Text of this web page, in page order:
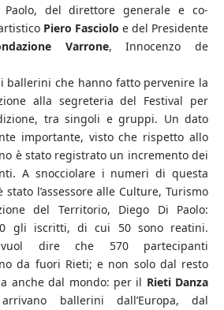
Paolo, del direttore generale e co-
Piero Fasciolo e del Presidente
Varrone, Innocenzo de
i ballerini che hanno fatto pervenire la
alla segreteria del Festival per
tra singoli e gruppi. Un dato
importante, visto che rispetto allo
è stato registrato un incremento dei
A snocciolare i numeri di questa
stato l’assessore alle Culture, Turismo
del Territorio, Diego Di Paolo:
gli iscritti, di cui 50 sono reatini.
dire che 570 partecipanti
da fuori Rieti; e non solo dal resto
anche dal mondo: per il Rieti Danza
ballerini dall’Europa, dal